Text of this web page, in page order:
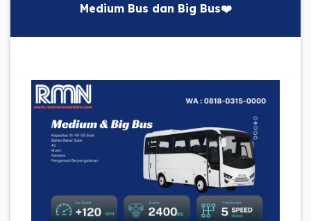
Medium Bus dan Big Bus❤️